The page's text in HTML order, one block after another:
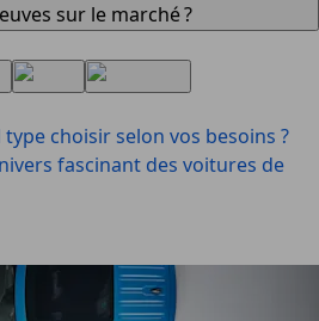
sur le marché ?
choisir selon vos besoins ?
fascinant des voitures de